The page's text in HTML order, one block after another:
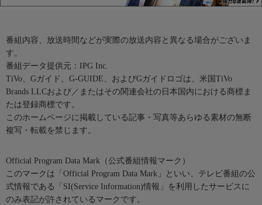
番組内容、放送時間などが実際の放送内容と異なる場合がございま
す。
番組データ提供元：IPG Inc.
TiVo、Gガイド、G-GUIDE、およびGガイドロゴは、米国TiVo
Brands LLCおよび／またはその関連会社の日本国内における商標ま
たは登録商標です。
このホームページに掲載している記事・写真等あらゆる素材の無断
複写・転載を禁じます。
Official Program Data Mark（公式番組情報マーク）
このマークは「Official Program Data Mark」といい、テレビ番組の公
式情報である「SI(Service Information)情報」を利用したサービスに
のみ表記が許されているマークです。